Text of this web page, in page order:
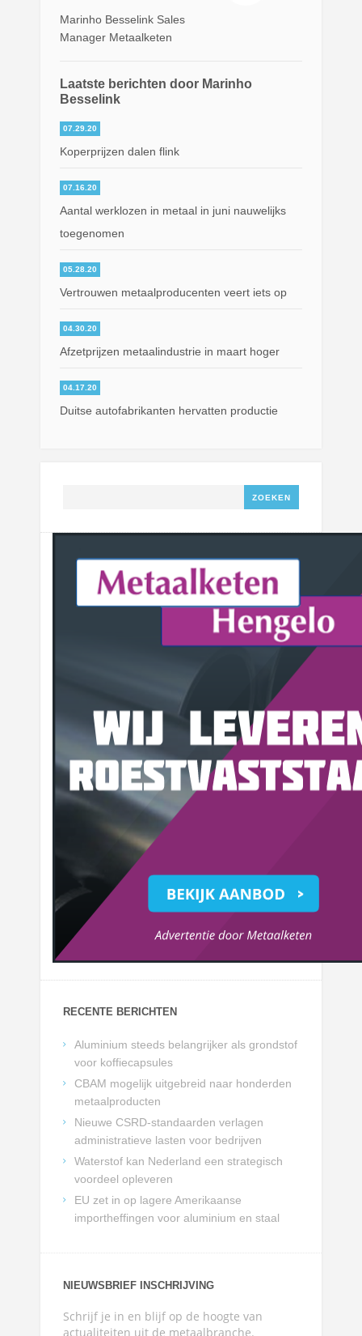
Marinho Besselink Sales
Manager Metaalketen
Laatste berichten door Marinho
Besselink
07.29.20
Koperprijzen dalen flink
07.16.20
Aantal werklozen in metaal in juni nauwelijks
toegenomen
05.28.20
Vertrouwen metaalproducenten veert iets op
04.30.20
Afzetprijzen metaalindustrie in maart hoger
04.17.20
Duitse autofabrikanten hervatten productie
RECENTE BERICHTEN
Aluminium steeds belangrijker als grondstof
voor koffiecapsules
CBAM mogelijk uitgebreid naar honderden
metaalproducten
Nieuwe CSRD-standaarden verlagen
administratieve lasten voor bedrijven
Waterstof kan Nederland een strategisch
voordeel opleveren
EU zet in op lagere Amerikaanse
importheffingen voor aluminium en staal
NIEUWSBRIEF INSCHRIJVING
Schrijf je in en blijf op de hoogte van
actualiteiten uit de metaalbranche.